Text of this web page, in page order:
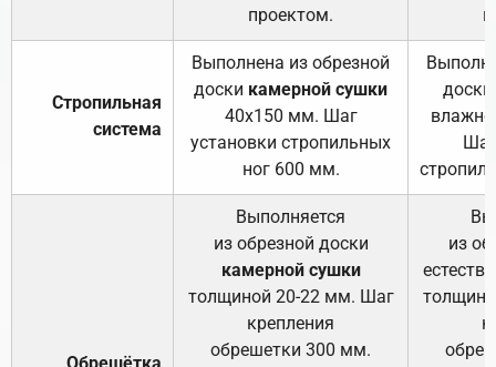
проектом.
Стропильная
система
Выполнена из обрезной
доски камерной сушки
40х150 мм. Шаг
установки стропильных
ног 600 мм.
доски
Обрешётка
Выполняется
из обрезной доски
камерной сушки
толщиной 20-22 мм. Шаг
крепления
обрешетки 300 мм.
из